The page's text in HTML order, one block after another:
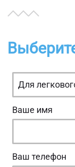
Ваше имя
Ваш телефон